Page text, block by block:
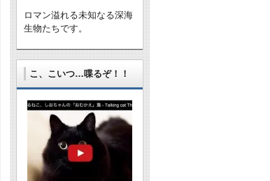
ロマン溢れる未知なる深海
生物たちです。
こ、こいつ…喋るぞ！！